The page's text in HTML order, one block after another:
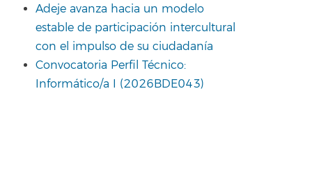
Adeje avanza hacia un modelo
estable de participación intercultural
con el impulso de su ciudadanía
Convocatoria Perfil Técnico:
Informático/a I (2026BDE043)